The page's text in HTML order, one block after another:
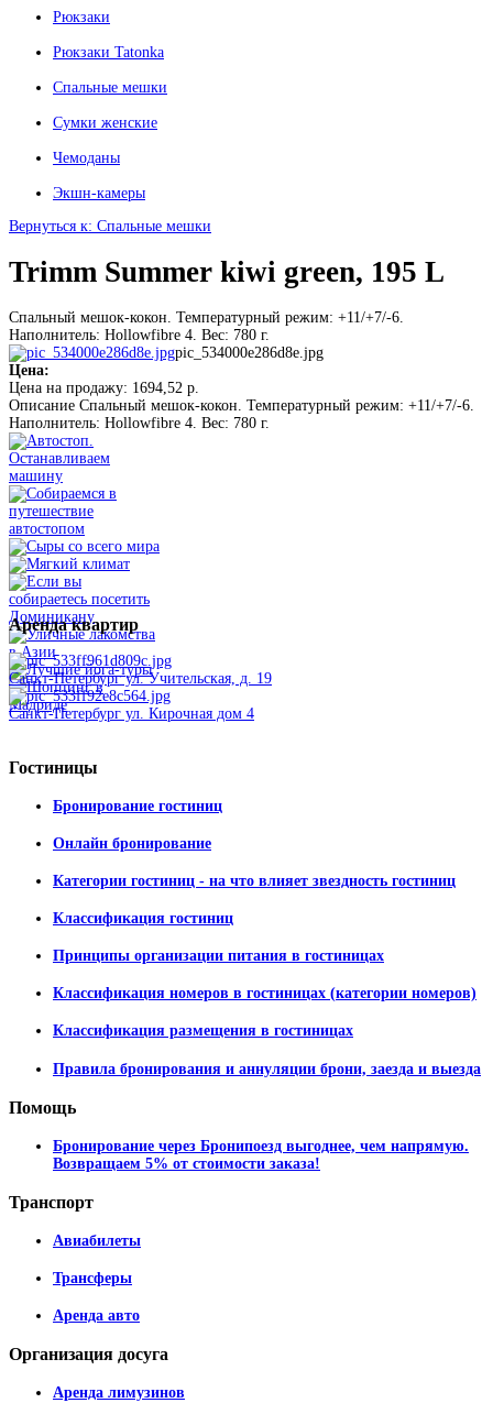
Рюкзаки
Рюкзаки Tatonka
Спальные мешки
Сумки женские
Чемоданы
Экшн-камеры
Вернуться к: Спальные мешки
Trimm Summer kiwi green, 195 L
Спальный мешок-кокон. Температурный режим: +11/+7/-6.
Наполнитель: Hollowfibre 4. Вес: 780 г.
pic_534000e286d8e.jpg
Цена:
Цена на продажу: 1694,52 р.
Описание Спальный мешок-кокон. Температурный режим: +11/+7/-6.
Наполнитель: Hollowfibre 4. Вес: 780 г.
Арендаквартир
Санкт-Петербург ул. Учительская, д. 19
Санкт-Петербург ул. Кирочная дом 4
Гостиницы
Бронирование гостиниц
Онлайн бронирование
Категории гостиниц - на что влияет звездность гостиниц
Классификация гостиниц
Принципы организации питания в гостиницах
Классификация номеров в гостиницах (категории номеров)
Классификация размещения в гостиницах
Правила бронирования и аннуляции брони, заезда и выезда
Помощь
Бронирование через Бронипоезд выгоднее, чем напрямую.
Возвращаем 5% от стоимости заказа!
Транспорт
Авиабилеты
Трансферы
Аренда авто
Организация досуга
Аренда лимузинов